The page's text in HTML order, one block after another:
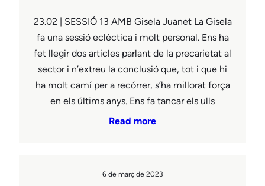
23.02 | SESSIÓ 13 AMB Gisela Juanet La Gisela
fa una sessió eclèctica i molt personal. Ens ha
fet llegir dos articles parlant de la precarietat al
sector i n’extreu la conclusió que, tot i que hi
ha molt camí per a recórrer, s’ha millorat força
en els últims anys. Ens fa tancar els ulls
Read more
6 de març de 2023